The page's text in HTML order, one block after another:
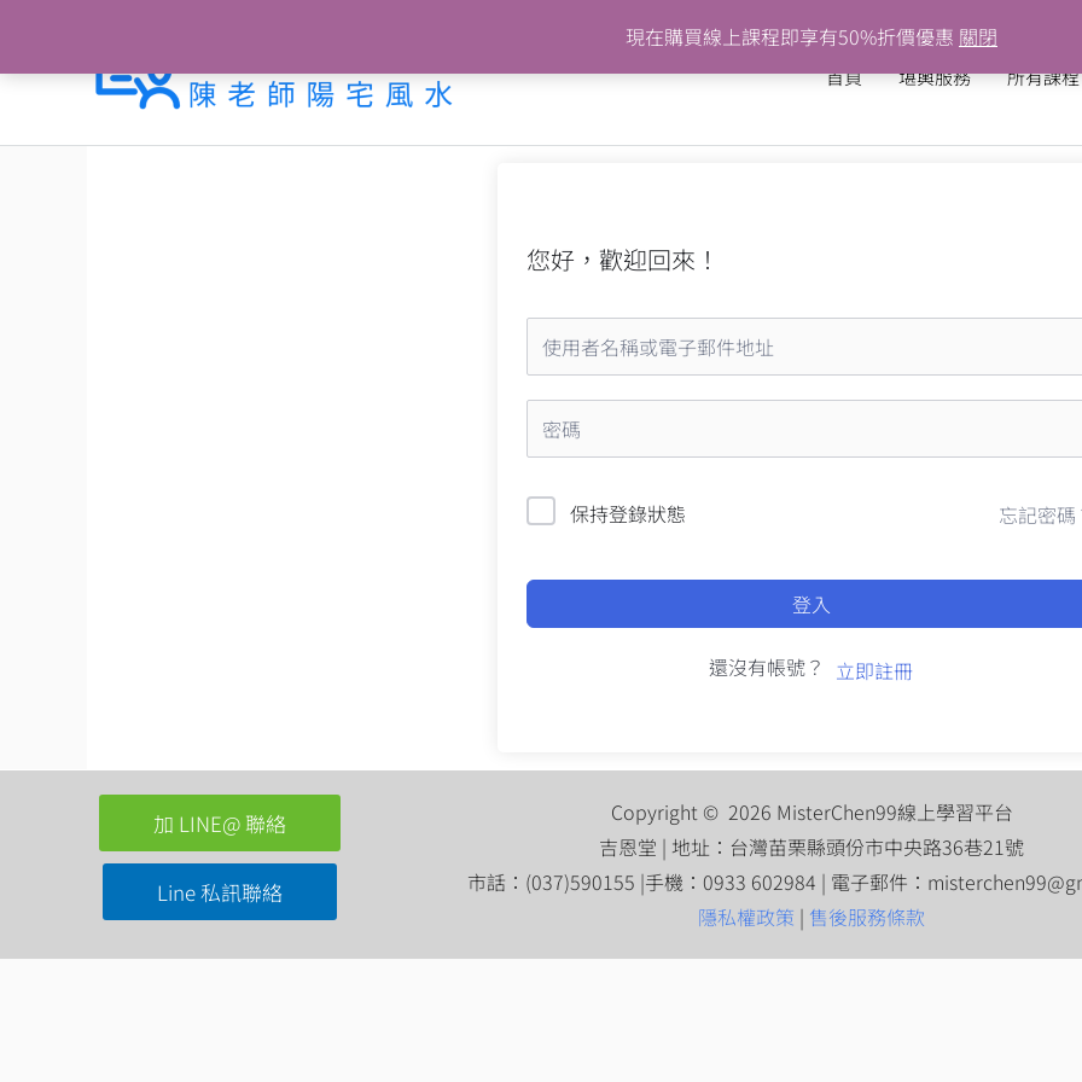
現在購買線上課程即享有50%折價優惠 關閉
內
首頁 堪輿服務 所有課程
您好，歡迎回來！
保持登錄狀態 忘記密碼
登入
還沒有帳號？ 立即註冊
加 LINE@ 聯絡
Line 私訊聯絡
Copyright © 2026 MisterChen99線上學習平台
吉恩堂 | 地址：台灣苗栗縣頭份市中央路36巷21號
市話：(037)590155 |手機：0933 602984 | 電子郵件：
隱私權政策 | 售後服務條款